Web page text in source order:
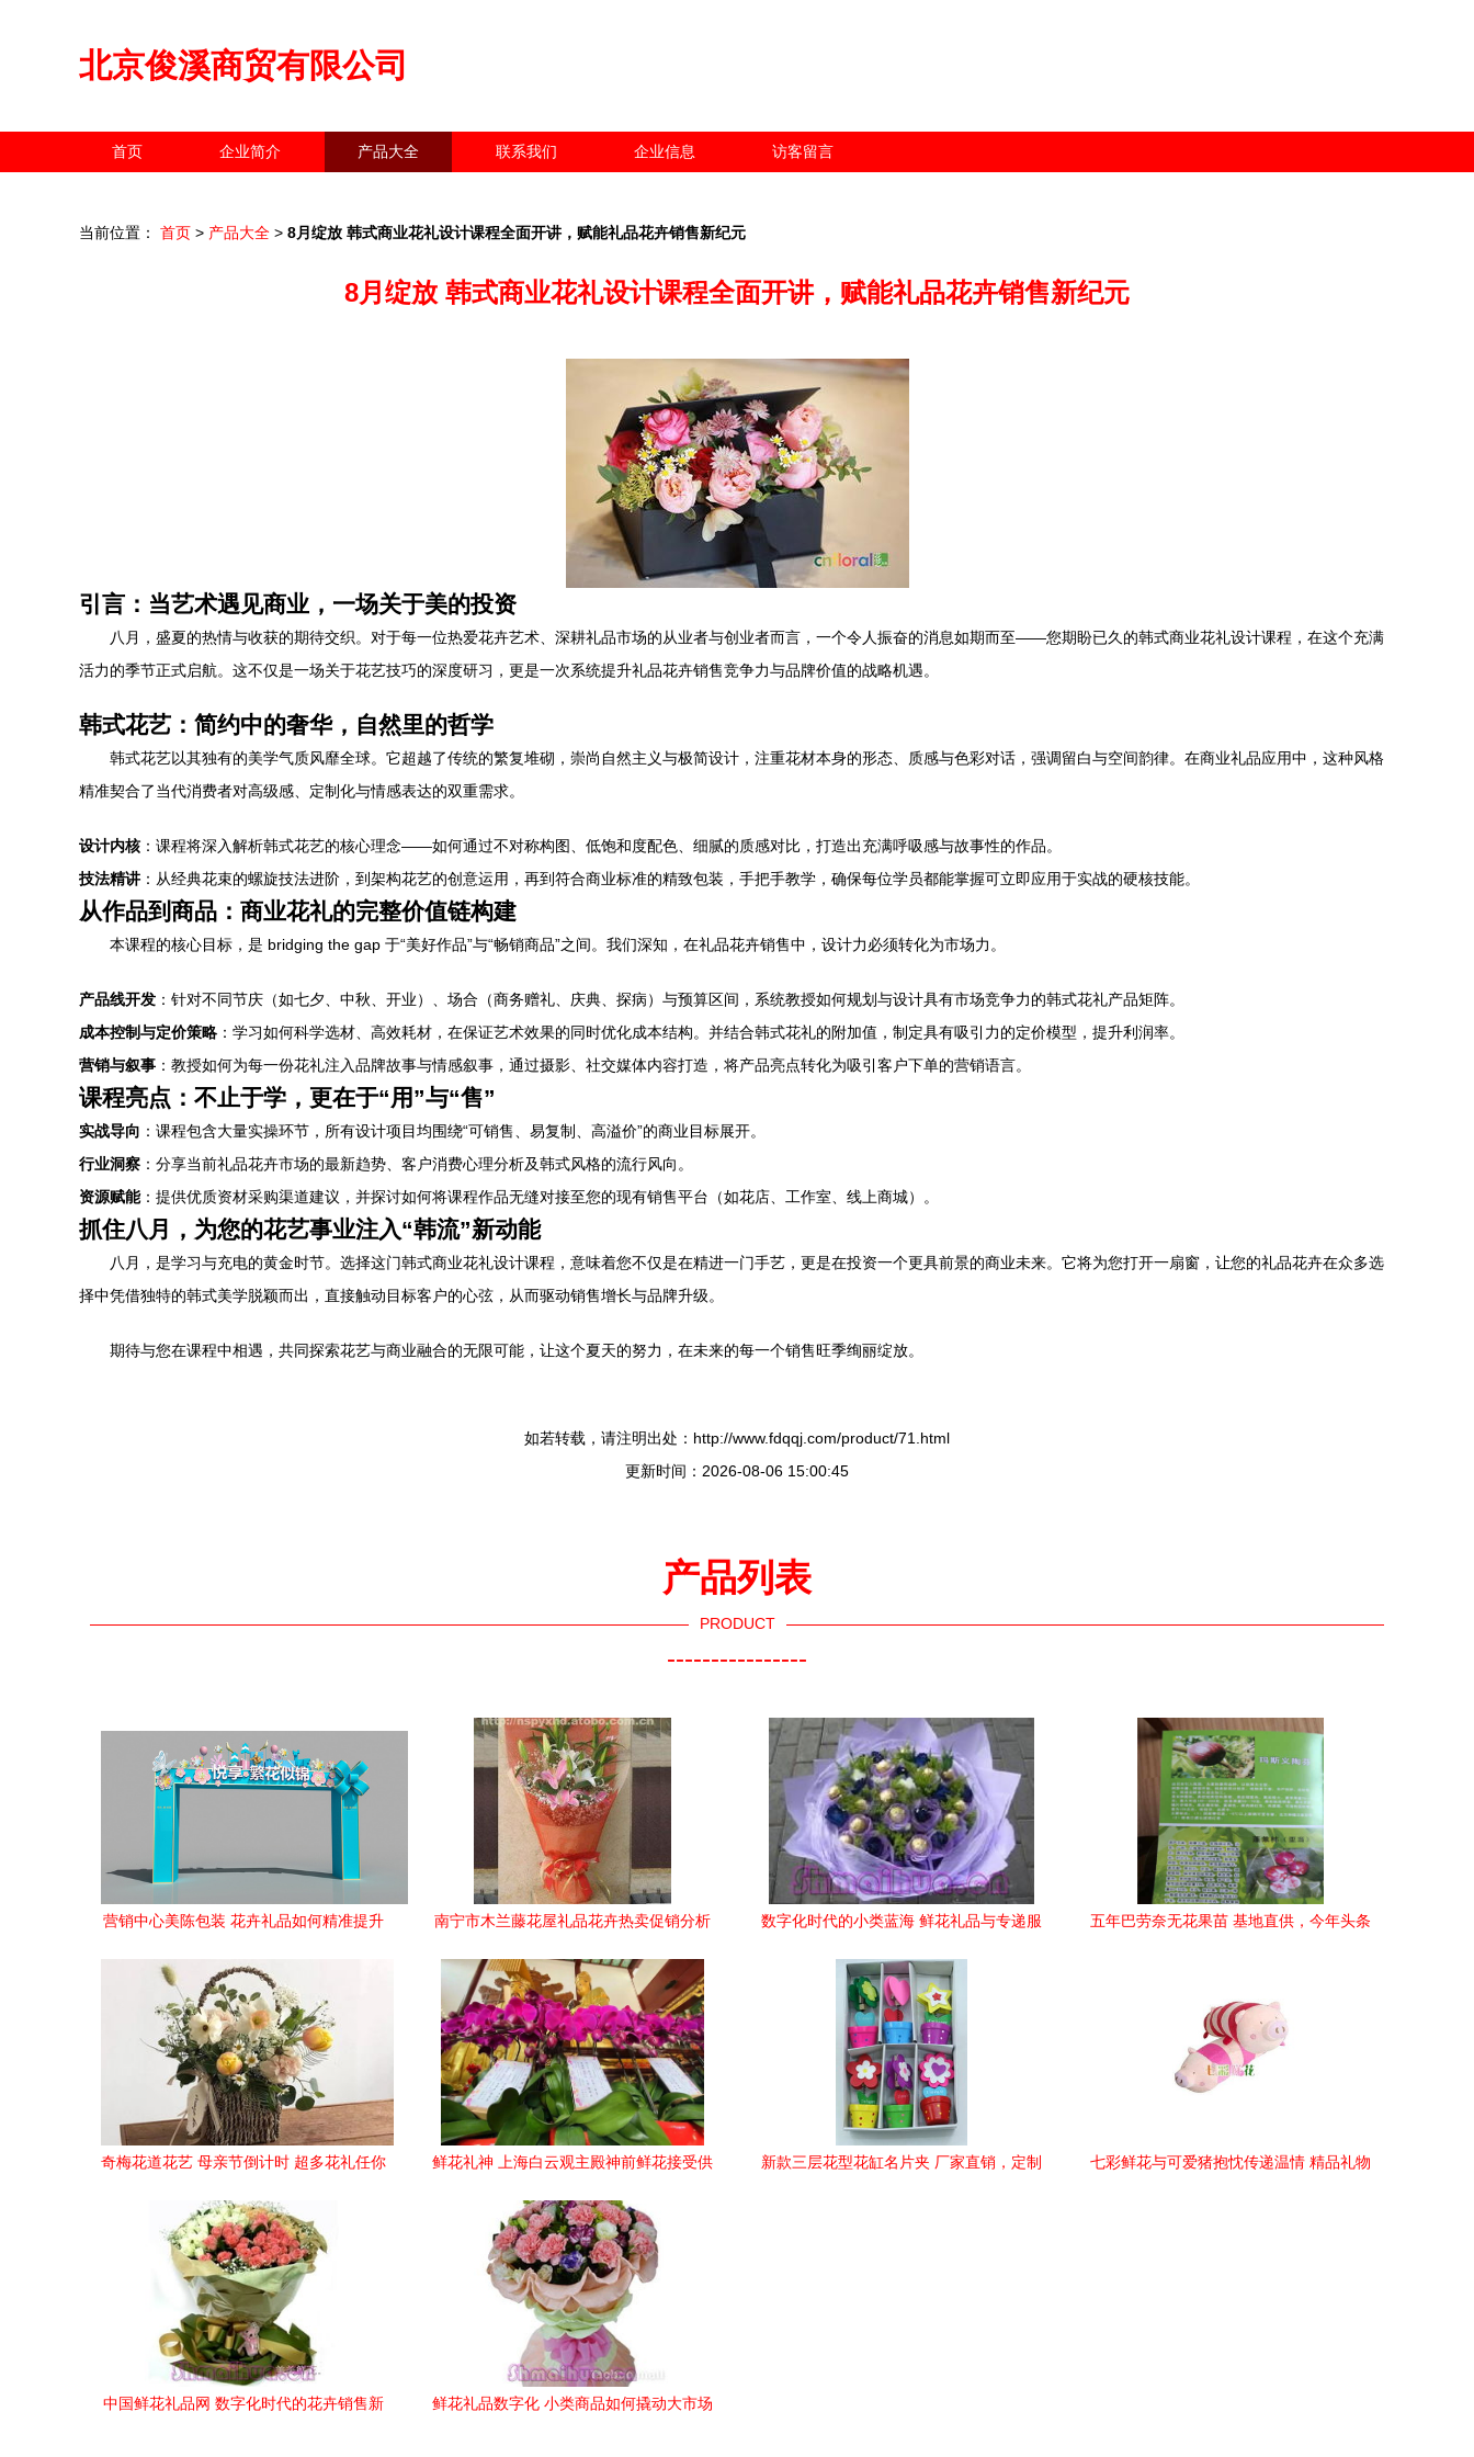
北京俊溪商贸有限公司
首页 企业简介 产品大全 联系我们 企业信息 访客留言
当前位置： 首页 > 产品大全 > 8月绽放 韩式商业花礼设计课程全面开讲，赋能礼品花卉销售新纪元
8月绽放 韩式商业花礼设计课程全面开讲，赋能礼品花卉销售新纪元
引言：当艺术遇见商业，一场关于美的投资
八月，盛夏的热情与收获的期待交织。对于每一位热爱花卉艺术、深耕礼品市场的从业者与创业者而言，一个令人振奋的消息如期而至——您期盼已久的韩式商业花礼设计课程，在这个充满
活力的季节正式启航。这不仅是一场关于花艺技巧的深度研习，更是一次系统提升礼品花卉销售竞争力与品牌价值的战略机遇。
韩式花艺：简约中的奢华，自然里的哲学
韩式花艺以其独有的美学气质风靡全球。它超越了传统的繁复堆砌，崇尚自然主义与极简设计，注重花材本身的形态、质感与色彩对话，强调留白与空间韵律。在商业礼品应用中，这种风格
精准契合了当代消费者对高级感、定制化与情感表达的双重需求。
设计内核 ：课程将深入解析韩式花艺的核心理念——如何通过不对称构图、低饱和度配色、细腻的质感对比，打造出充满呼吸感与故事性的作品。
技法精讲 ：从经典花束的螺旋技法进阶，到架构花艺的创意运用，再到符合商业标准的精致包装，手把手教学，确保每位学员都能掌握可立即应用于实战的硬核技能。
从作品到商品：商业花礼的完整价值链构建
本课程的核心目标，是 bridging the gap 于“美好作品”与“畅销商品”之间。我们深知，在礼品花卉销售中，设计力必须转化为市场力。
产品线开发 ：针对不同节庆（如七夕、中秋、开业）、场合（商务赠礼、庆典、探病）与预算区间，系统教授如何规划与设计具有市场竞争力的韩式花礼产品矩阵。
成本控制与定价策略 ：学习如何科学选材、高效耗材，在保证艺术效果的同时优化成本结构。并结合韩式花礼的附加值，制定具有吸引力的定价模型，提升利润率。
营销与叙事 ：教授如何为每一份花礼注入品牌故事与情感叙事，通过摄影、社交媒体内容打造，将产品亮点转化为吸引客户下单的营销语言。
课程亮点：不止于学，更在于“用”与“售”
实战导向 ：课程包含大量实操环节，所有设计项目均围绕“可销售、易复制、高溢价”的商业目标展开。
行业洞察 ：分享当前礼品花卉市场的最新趋势、客户消费心理分析及韩式风格的流行风向。
资源赋能：提供优质资材采购渠道建议，并探讨如何将课程作品无缝对接至您的现有销售平台（如花店、工作室、线上商城）。
抓住八月，为您的花艺事业注入“韩流”新动能
八月，是学习与充电的黄金时节。选择这门韩式商业花礼设计课程，意味着您不仅是在精进一门手艺，更是在投资一个更具前景的商业未来。它将为您打开一扇窗，让您的礼品花卉在众多选
择中凭借独特的韩式美学脱颖而出，直接触动目标客户的心弦，从而驱动销售增长与品牌升级。
期待与您在课程中相遇，共同探索花艺与商业融合的无限可能，让这个夏天的努力，在未来的每一个销售旺季绚丽绽放。
如若转载，请注明出处：http://www.fdqqj.com/product/71.html
更新时间：2026-08-06 15:00:45
产品列表
PRODUCT
----------------
营销中心美陈包装 花卉礼品如何精准提升
南宁市木兰藤花屋礼品花卉热卖促销分析
数字化时代的小类蓝海 鲜花礼品与专递服
五年巴劳奈无花果苗 基地直供，今年头条
奇梅花道花艺 母亲节倒计时 超多花礼任你
鲜花礼神 上海白云观主殿神前鲜花接受供
新款三层花型花缸名片夹 厂家直销，定制
七彩鲜花与可爱猪抱忱传递温情 精品礼物
中国鲜花礼品网 数字化时代的花卉销售新
鲜花礼品数字化 小类商品如何撬动大市场